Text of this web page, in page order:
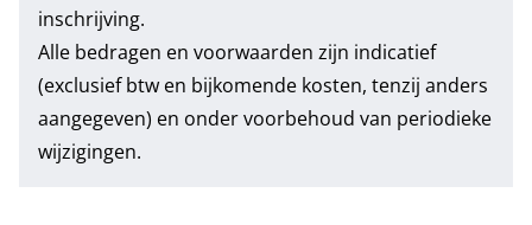
inschrijving.
Alle bedragen en voorwaarden zijn indicatief
(exclusief btw en bijkomende kosten, tenzij anders
aangegeven) en onder voorbehoud van periodieke
wijzigingen.